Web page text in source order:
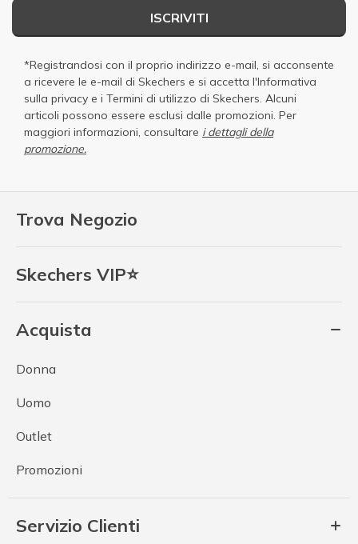
Trova Negozio
Skechers VIP⭐
Acquista
Donna
Uomo
Outlet
Promozioni
Servizio Clienti
ISCRIVITI
*Registrandosi con il proprio indirizzo e-mail, si acconsente
a ricevere le e-mail di Skechers e si accetta l'Informativa
sulla privacy e i Termini di utilizzo di Skechers. Alcuni
articoli possono essere esclusi dalle promozioni. Per
maggiori informazioni, consultare i dettagli della
promozione.